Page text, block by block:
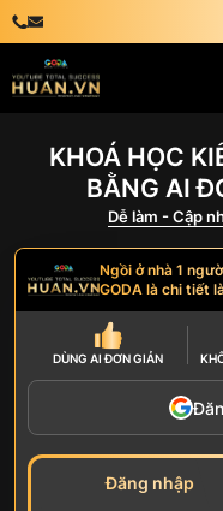
KHOÁ HỌC
BẰNG AI
Dễ làm - Cập
Ngồi ở nhà 1
GODA là chi tiết
DÙNG AIĐƠN GIẢN
Đăng nhập